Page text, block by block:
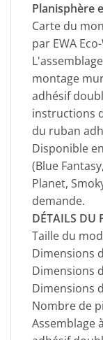
Planisphère
Carte du
par EWA
montage
adhésif
instructions
du ruban
Disponible
(Blue
Planet,
demande.
DÉTAILS DU
Taille du
Dimensions
Dimensions
Dimensions
Nombre de
Assemblage